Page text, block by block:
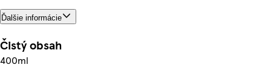
Ďalšie informácie
Čistý obsah
400ml